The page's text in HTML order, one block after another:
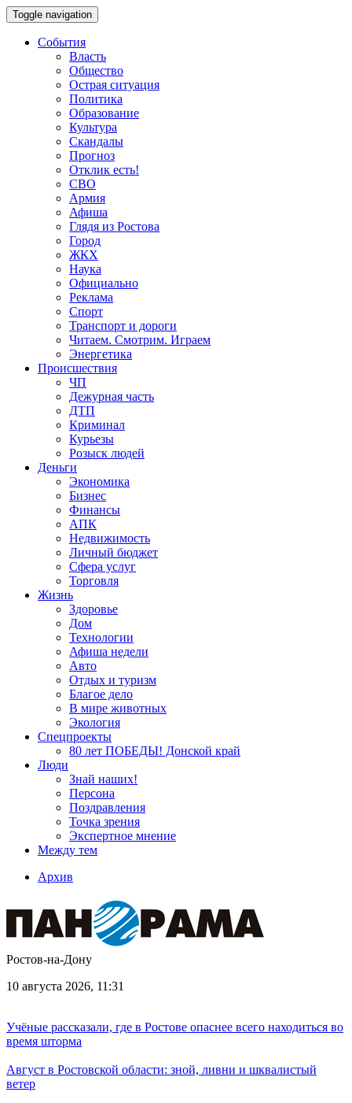
Toggle navigation
События
Власть
Общество
Острая ситуация
Политика
Образование
Культура
Скандалы
Прогноз
Отклик есть!
СВО
Армия
Афиша
Глядя из Ростова
Город
ЖКХ
Наука
Официально
Реклама
Спорт
Транспорт и дороги
Читаем. Смотрим. Играем
Энергетика
Происшествия
ЧП
Дежурная часть
ДТП
Криминал
Курьезы
Розыск людей
Деньги
Экономика
Бизнес
Финансы
АПК
Недвижимость
Личный бюджет
Сфера услуг
Торговля
Жизнь
Здоровье
Дом
Технологии
Афиша недели
Авто
Отдых и туризм
Благое дело
В мире животных
Экология
Спецпроекты
80 лет ПОБЕДЫ! Донской край
Люди
Знай наших!
Персона
Поздравления
Точка зрения
Экспертное мнение
Между тем
Архив
Ростов-на-Дону
10 августа 2026, 11:31
Учёные рассказали, где в Ростове опаснее всего находиться во
время шторма
Август в Ростовской области: зной, ливни и шквалистый
ветер